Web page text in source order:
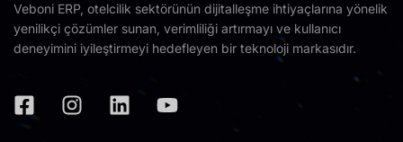
Veboni ERP, otelcilik sektörünün dijitalleşme ihtiyaçlarına yönelik
yenilikçi çözümler sunan, verimliliği artırmayı ve kullanıcı
deneyimini iyileştirmeyi hedefleyen bir teknoloji markasıdır.